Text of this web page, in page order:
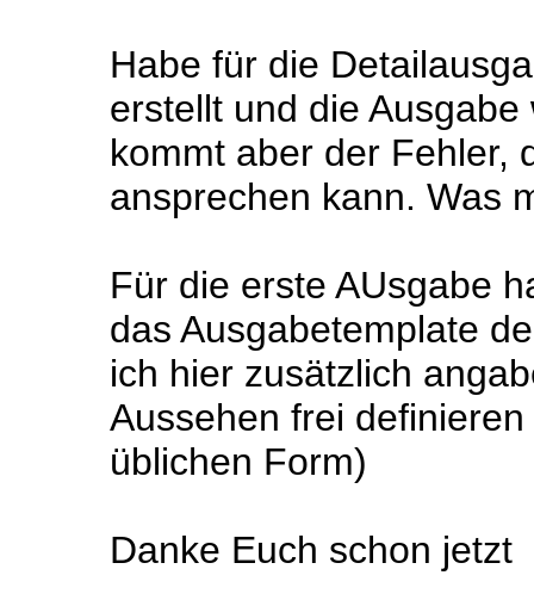
Habe für die
erstellt und die
kommt aber der Fehler,
ansprechen kann. Was
Für die erste AUsgabe
das Ausgabetemplate
ich hier zusätzlich
Aussehen frei
üblichen Form)
Danke Euch schon jetzt